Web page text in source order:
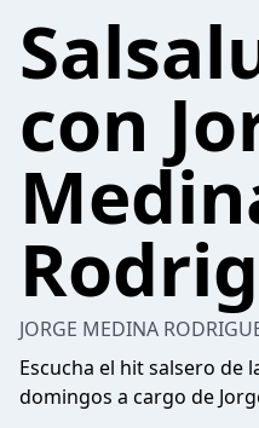
con
JORGE MEDINA
Escucha el hit salsero de
domingos a cargo de